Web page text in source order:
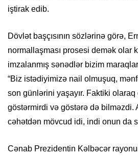
iştirak edib.
Dövlət başçısının sözlərinə görə,
normallaşması prosesi demək olar
imzalanmış sənədlər bizim
“Biz istədiyimizə nail olmuşuq,
son günlərini yaşayır. Faktiki
göstərmirdi və göstərə də bilməzdi.
cəhətdən mövcud idi, indi onun da
Cənab Prezidentin Kəlbəcər